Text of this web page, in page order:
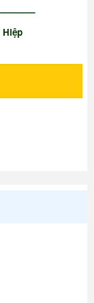
Hiệp